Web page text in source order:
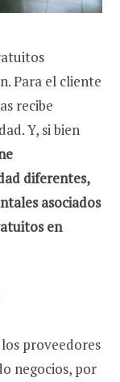
Para el cliente
recibe
Y, si bien
diferentes,
asociados
en
proveedores
negocios, por